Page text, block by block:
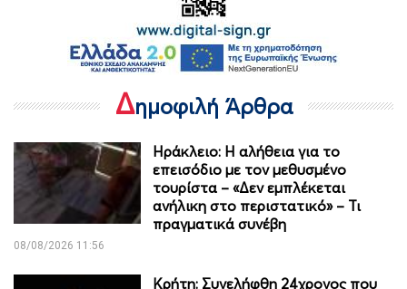
Δημοφιλή Άρθρα
Ηράκλειο: Η αλήθεια για το
επεισόδιο με τον μεθυσμένο
τουρίστα – «Δεν εμπλέκεται
ανήλικη στο περιστατικό» – Τι
πραγματικά συνέβη
08/08/2026 11:56
Κρήτη: Συνελήφθη 24χρονος που